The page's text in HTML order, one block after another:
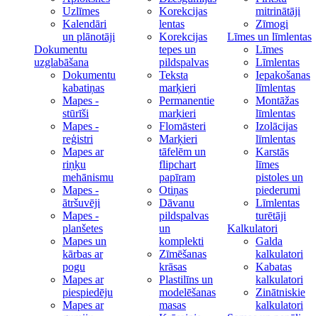
Uzlīmes
Kalendāri
un plānotāji
Dokumentu
uzglabāšana
Dokumentu
kabatiņas
Mapes -
stūrīši
Mapes -
reģistri
Mapes ar
riņķu
mehānismu
Mapes -
ātršuvēji
Mapes -
planšetes
Mapes un
kārbas ar
pogu
Mapes ar
piespiedēju
Mapes ar
Korekcijas
lentas
Korekcijas
tepes un
pildspalvas
Teksta
marķieri
Permanentie
marķieri
Flomāsteri
Marķieri
tāfelēm un
flipchart
papīram
Otiņas
Dāvanu
pildspalvas
un
komplekti
Zīmēšanas
krāsas
Plastilīns un
modelēšanas
masas
mitrinātāji
Zīmogi
Līmes un līmlentas
Līmes
Līmlentas
Iepakošanas
līmlentas
Montāžas
līmlentas
Izolācijas
līmlentas
Karstās
līmes
pistoles un
piederumi
Līmlentas
turētāji
Kalkulatori
Galda
kalkulatori
Kabatas
kalkulatori
Zinātniskie
kalkulatori